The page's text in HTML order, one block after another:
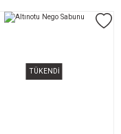
TÜKENDİ